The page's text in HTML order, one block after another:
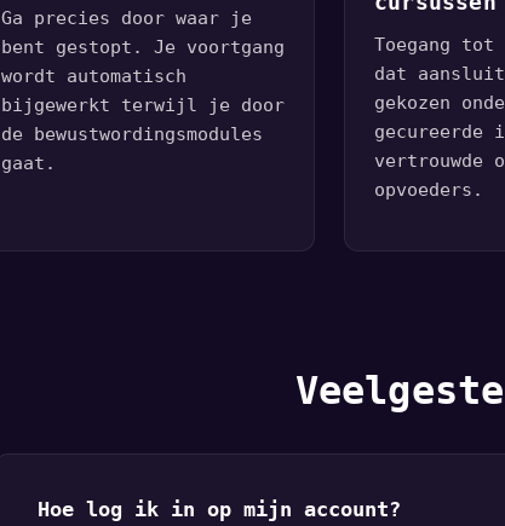
Ga precies door waar je
bent gestopt. Je voortgang
wordt automatisch
bijgewerkt terwijl je door
de bewustwordingsmodules
gaat.
Toegang
dat
gekozen
gecureerde
vertrouwde
opvoeders.
Hoe log ik in op mijn account?